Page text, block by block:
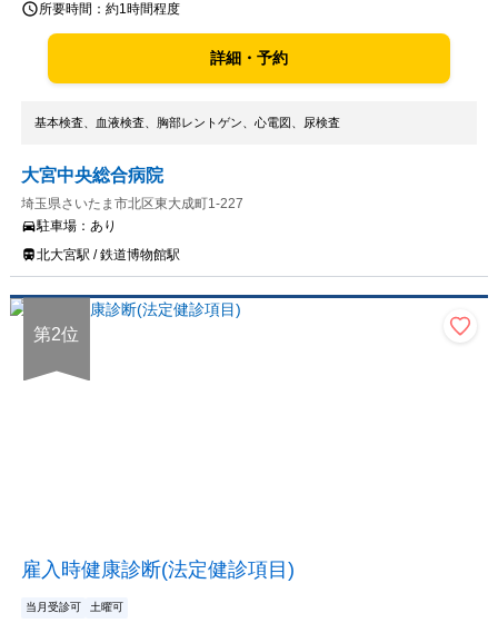
所要時間： 約1時間程度
詳細・予約
基本検査、血液検査、胸部レントゲン、心電図、尿検査
大宮中央総合病院
埼玉県さいたま市北区東大成町1-227
駐車場： あり
北大宮駅 / 鉄道博物館駅
第2位
雇入時健康診断(法定健診項目)
当月受診可 土曜可